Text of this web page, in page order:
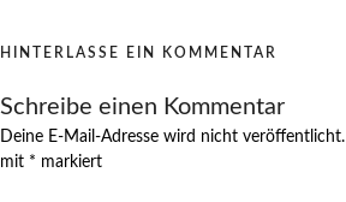
HINTERLASSE EIN KOMMENTAR
Schreibe einen Kommentar
Deine E-Mail-Adresse wird nicht veröffentlicht.
mit * markiert